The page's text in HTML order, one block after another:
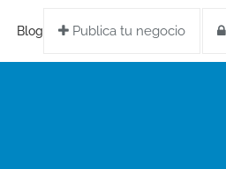
Publica tu negocio
Blog